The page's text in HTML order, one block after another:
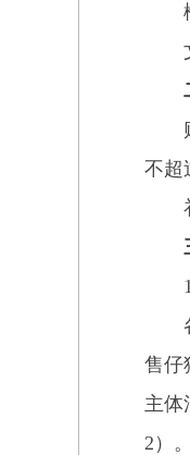
榆
文
二
购
不超
补
三
各
售仔
主体
2）。